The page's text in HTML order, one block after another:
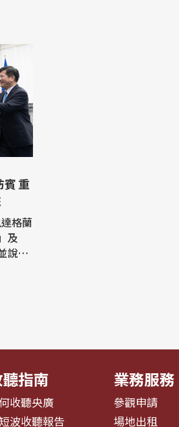
格蘭
及
說明
參
指南
收聽央廣
波收聽報告
業務服務
參觀申請
場地出租